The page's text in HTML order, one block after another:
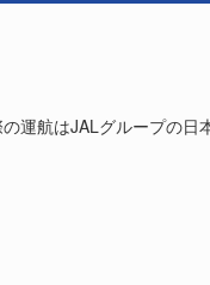
運航はJALグループの日